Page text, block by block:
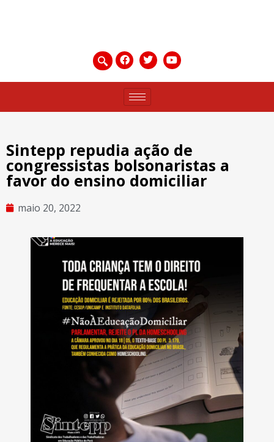
Sintepp repudia ação de
congressistas bolsonaristas a
favor do ensino domiciliar
maio 20, 2022